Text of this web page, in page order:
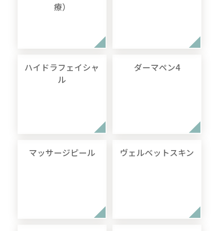
療）
ハイドラフェイシャ
ル
ダーマペン4
マッサージピール ヴェルベットスキン